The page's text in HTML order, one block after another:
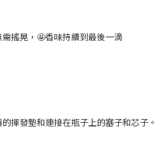
搖晃，🤩香味持續到最後一滴
揮發墊和連接在瓶子上的塞子和芯子。